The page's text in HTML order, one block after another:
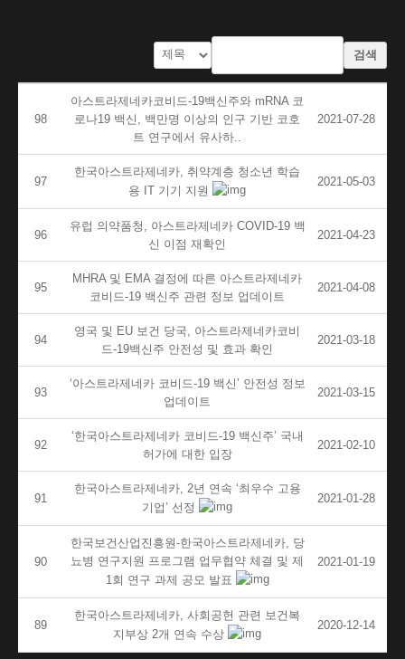
검색
98
아스트라제네카코비드-19백신주와 mRNA 코
로나19 백신, 백만명 이상의 인구 기반 코호
트 연구에서 유사하..
2021-07-28
97
한국아스트라제네카, 취약계층 청소년 학습
용 IT 기기 지원
2021-05-03
96
유럽 의약품청, 아스트라제네카 COVID-19 백
신 이점 재확인
2021-04-23
95
MHRA 및 EMA 결정에 따른 아스트라제네카
코비드-19 백신주 관련 정보 업데이트
2021-04-08
94
영국 및 EU 보건 당국, 아스트라제네카코비
드-19백신주 안전성 및 효과 확인
2021-03-18
93
‘아스트라제네카 코비드-19 백신’ 안전성 정보
업데이트
2021-03-15
92
‘한국아스트라제네카 코비드-19 백신주’ 국내
허가에 대한 입장
2021-02-10
91
한국아스트라제네카, 2년 연속 ‘최우수 고용
기업’ 선정
2021-01-28
90
한국보건산업진흥원-한국아스트라제네카, 당
뇨병 연구지원 프로그램 업무협약 체결 및 제
1회 연구 과제 공모 발표
2021-01-19
89
한국아스트라제네카, 사회공헌 관련 보건복
지부상 2개 연속 수상
2020-12-14